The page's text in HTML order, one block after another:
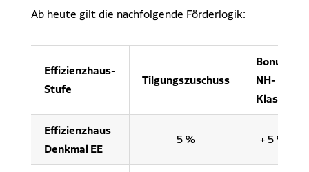
Ab heute gilt die nachfolgende Förderlogik:
Effizienzhaus-
Stufe
Tilgungszuschuss
Bonus
NH-
Klasse
Effizienzhaus
Denkmal EE
5 % + 5 %